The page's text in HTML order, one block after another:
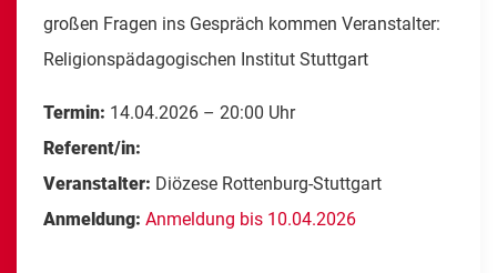
großen Fragen ins Gespräch kommen Veranstalter:
Religionspädagogischen Institut Stuttgart
Termin: 14.04.2026 – 20:00 Uhr
Referent/in:
Veranstalter: Diözese Rottenburg-Stuttgart
Anmeldung: Anmeldung bis 10.04.2026